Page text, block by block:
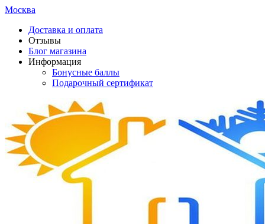
Москва
Доставка и оплата
Отзывы
Блог магазина
Информация
Бонусные баллы
Подарочный сертификат